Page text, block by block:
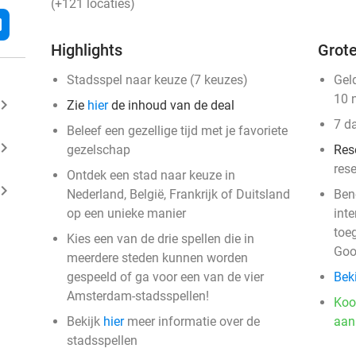
keyboard_arrow_right
keyboard_arrow_right
keyboard_arrow_right
(+121 locaties)
Highlights
Stadsspel naar keuze (7 keuzes)
Zie hierde inhoud van de deal
Beleef een gezellige tijd met je favoriete
gezelschap
Ontdek een stad naar keuze in
Nederland, België, Frankrijk of Duitsland
op een unieke manier
Kies een van de drie spellen die in
meerdere steden kunnen worden
gespeeld of ga voor een van de vier
Amsterdam-stadsspellen!
Bekijk hiermeer informatie over de
stadsspellen
10
7
events
events
events
events events
eventsevents
events
events
events events
events
events
events
events
events
events
events
events
events
events
events
events
eventsevents
events
events
events
events
events
events events
events events
events